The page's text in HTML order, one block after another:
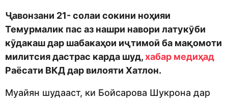
o
s
g
o
Ҷавонзани 21- солаи сокини ноҳияи
Темурмалик пас аз нашри навори латукӯби
кӯдакаш дар шабакаҳои иҷтимоӣ ба мақомоти
милитсия дастрас карда шуд,хабар медиҳад
Раёсати ВКД дар вилояти Хатлон.
Муайян шудааст, ки Бойсарова Шукрона дар